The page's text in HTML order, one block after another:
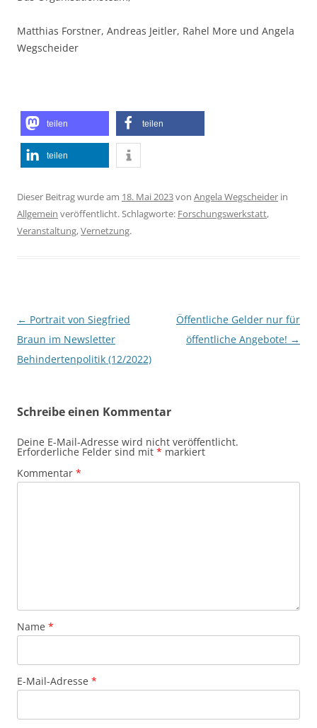
Matthias Forstner, Andreas Jeitler, Rahel More und Angela
Wegscheider
teilen teilen
teilen
Dieser Beitrag wurde am 18. Mai 2023von Angela Wegscheider in
Allgemein veröffentlicht. Schlagworte: Forschungswerkstatt,
Veranstaltung,Vernetzung.
Beitragsnavigation
← Portrait von Siegfried
Braun im Newsletter
Behindertenpolitik (12/2022)
Öffentliche Gelder nur für
öffentliche Angebote! →
Schreibe einen Kommentar
Deine E-Mail-Adresse wird nicht veröffentlicht.
Erforderliche Felder sind mit * markiert
Kommentar *
Name *
E-Mail-Adresse *